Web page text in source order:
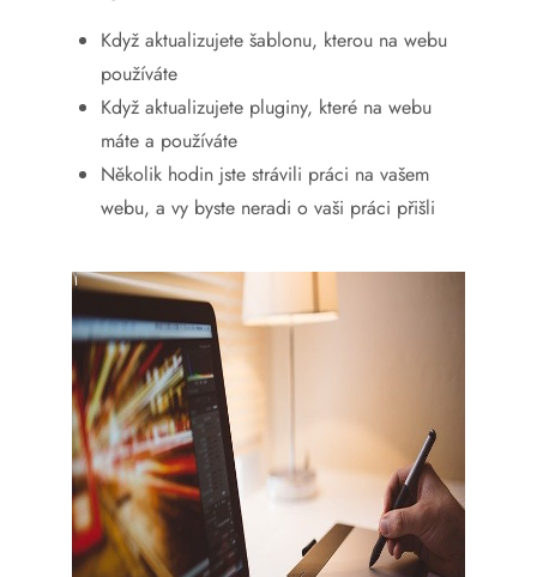
Když aktualizujete šablonu, kterou na webu
používáte
Když aktualizujete pluginy, které na webu
máte a používáte
Několik hodin jste strávili práci na vašem
webu, a vy byste neradi o vaši práci přišli